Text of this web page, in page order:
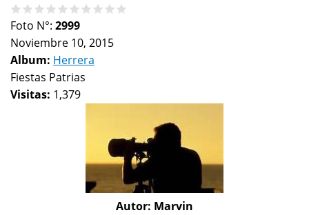
Foto N°: 2999
Noviembre 10, 2015
Album: Herrera
Fiestas Patrias
Visitas: 1,379
Autor: Marvin